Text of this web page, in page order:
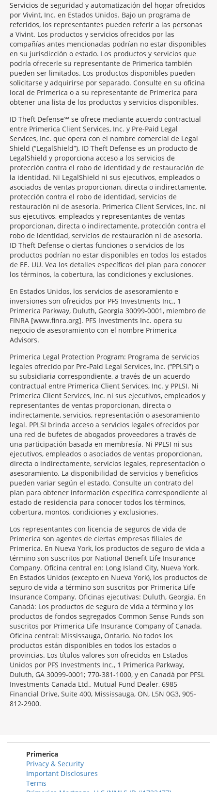
Servicios de seguridad y automatización del hogar ofrecidos
por Vivint, Inc. en Estados Unidos. Bajo un programa de
referidos, los representantes pueden referir a las personas
a Vivint. Los productos y servicios ofrecidos por las
compañías antes mencionadas podrían no estar disponibles
en su jurisdicción o estado. Los productos y servicios que
podría ofrecerle su representante de Primerica también
pueden ser limitados. Los productos disponibles pueden
solicitarse y adquirirse por separado. Consulte en su oficina
local de Primerica o a su representante de Primerica para
obtener una lista de los productos y servicios disponibles.
ID Theft Defense℠ se ofrece mediante acuerdo contractual
entre Primerica Client Services, Inc. y Pre-Paid Legal
Services, Inc. que opera con el nombre comercial de Legal
Shield (“LegalShield”). ID Theft Defense es un producto de
LegalShield y proporciona acceso a los servicios de
protección contra el robo de identidad y de restauración de
la identidad. Ni LegalShield ni sus ejecutivos, empleados o
asociados de ventas proporcionan, directa o indirectamente,
protección contra el robo de identidad, servicios de
restauración ni de asesoría. Primerica Client Services, Inc. ni
sus ejecutivos, empleados y representantes de ventas
proporcionan, directa o indirectamente, protección contra el
robo de identidad, servicios de restauración ni de asesoría.
ID Theft Defense o ciertas funciones o servicios de los
productos podrían no estar disponibles en todos los estados
de EE. UU. Vea los detalles específicos del plan para conocer
los términos, la cobertura, las condiciones y exclusiones.
En Estados Unidos, los servicios de asesoramiento e
inversiones son ofrecidos por PFS Investments Inc., 1
Primerica Parkway, Duluth, Georgia 30099-0001, miembro de
FINRA [www.finra.org]. PFS Investments Inc. opera su
negocio de asesoramiento con el nombre Primerica
Advisors.
Primerica Legal Protection Program: Programa de servicios
legales ofrecido por Pre-Paid Legal Services, Inc. (“PPLSI”) o
su subsidiaria correspondiente, a través de un acuerdo
contractual entre Primerica Client Services, Inc. y PPLSI. Ni
Primerica Client Services, Inc. ni sus ejecutivos, empleados y
representantes de ventas proporcionan, directa o
indirectamente, servicios, representación o asesoramiento
legal. PPLSI brinda acceso a servicios legales ofrecidos por
una red de bufetes de abogados proveedores a través de
una participación basada en membresía. Ni PPLSI ni sus
ejecutivos, empleados o asociados de ventas proporcionan,
directa o indirectamente, servicios legales, representación o
asesoramiento. La disponibilidad de servicios y beneficios
pueden variar según el estado. Consulte un contrato del
plan para obtener información específica correspondiente al
estado de residencia para conocer todos los términos,
cobertura, montos, condiciones y exclusiones.
Morgage
Disclosures
Section
Los representantes con licencia de seguros de vida de
Primerica son agentes de ciertas empresas filiales de
Primerica. En Nueva York, los productos de seguro de vida a
término son suscritos por National Benefit Life Insurance
Company. Oficina central en: Long Island City, Nueva York.
En Estados Unidos (excepto en Nueva York), los productos de
seguro de vida a término son suscritos por Primerica Life
Insurance Company. Oficinas ejecutivas: Duluth, Georgia. En
Canadá: Los productos de seguro de vida a término y los
productos de fondos segregados Common Sense Funds son
suscritos por Primerica Life Insurance Company of Canada.
Oficina central: Mississauga, Ontario. No todos los
productos están disponibles en todos los estados o
provincias. Los títulos valores son ofrecidos en Estados
Unidos por PFS Investments Inc., 1 Primerica Parkway,
Duluth, GA 30099-0001; 770-381-1000, y en Canadá por PFSL
Investments Canada Ltd., Mutual Fund Dealer, 6985
Financial Drive, Suite 400, Mississauga, ON, L5N 0G3, 905-
812-2900.
Primerica
Privacy & Security
Important Disclosures
Terms